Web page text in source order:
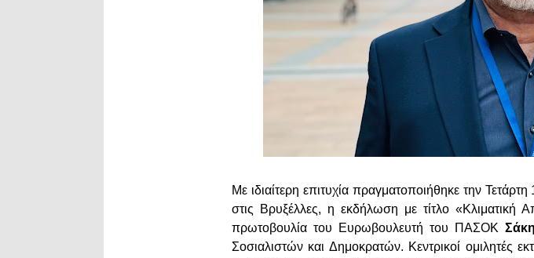
Με ιδιαίτερη επιτυχία πραγματοποιήθηκε την
στις Βρυξέλλες, η εκδήλωση με τίτλο «Κλιματική
πρωτοβουλία του Ευρωβουλευτή του ΠΑΣΟΚ
Σοσιαλιστών και Δημοκρατών. Κεντρικοί ομιλητές